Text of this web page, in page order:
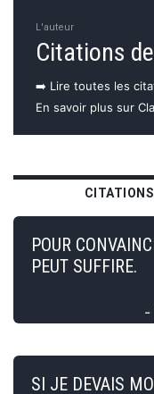
L'auteur
Citations
➡️ Lire toutes les
En savoir plus sur
POUR
PEUT SUFFIRE.
-
SI JE DEVAIS